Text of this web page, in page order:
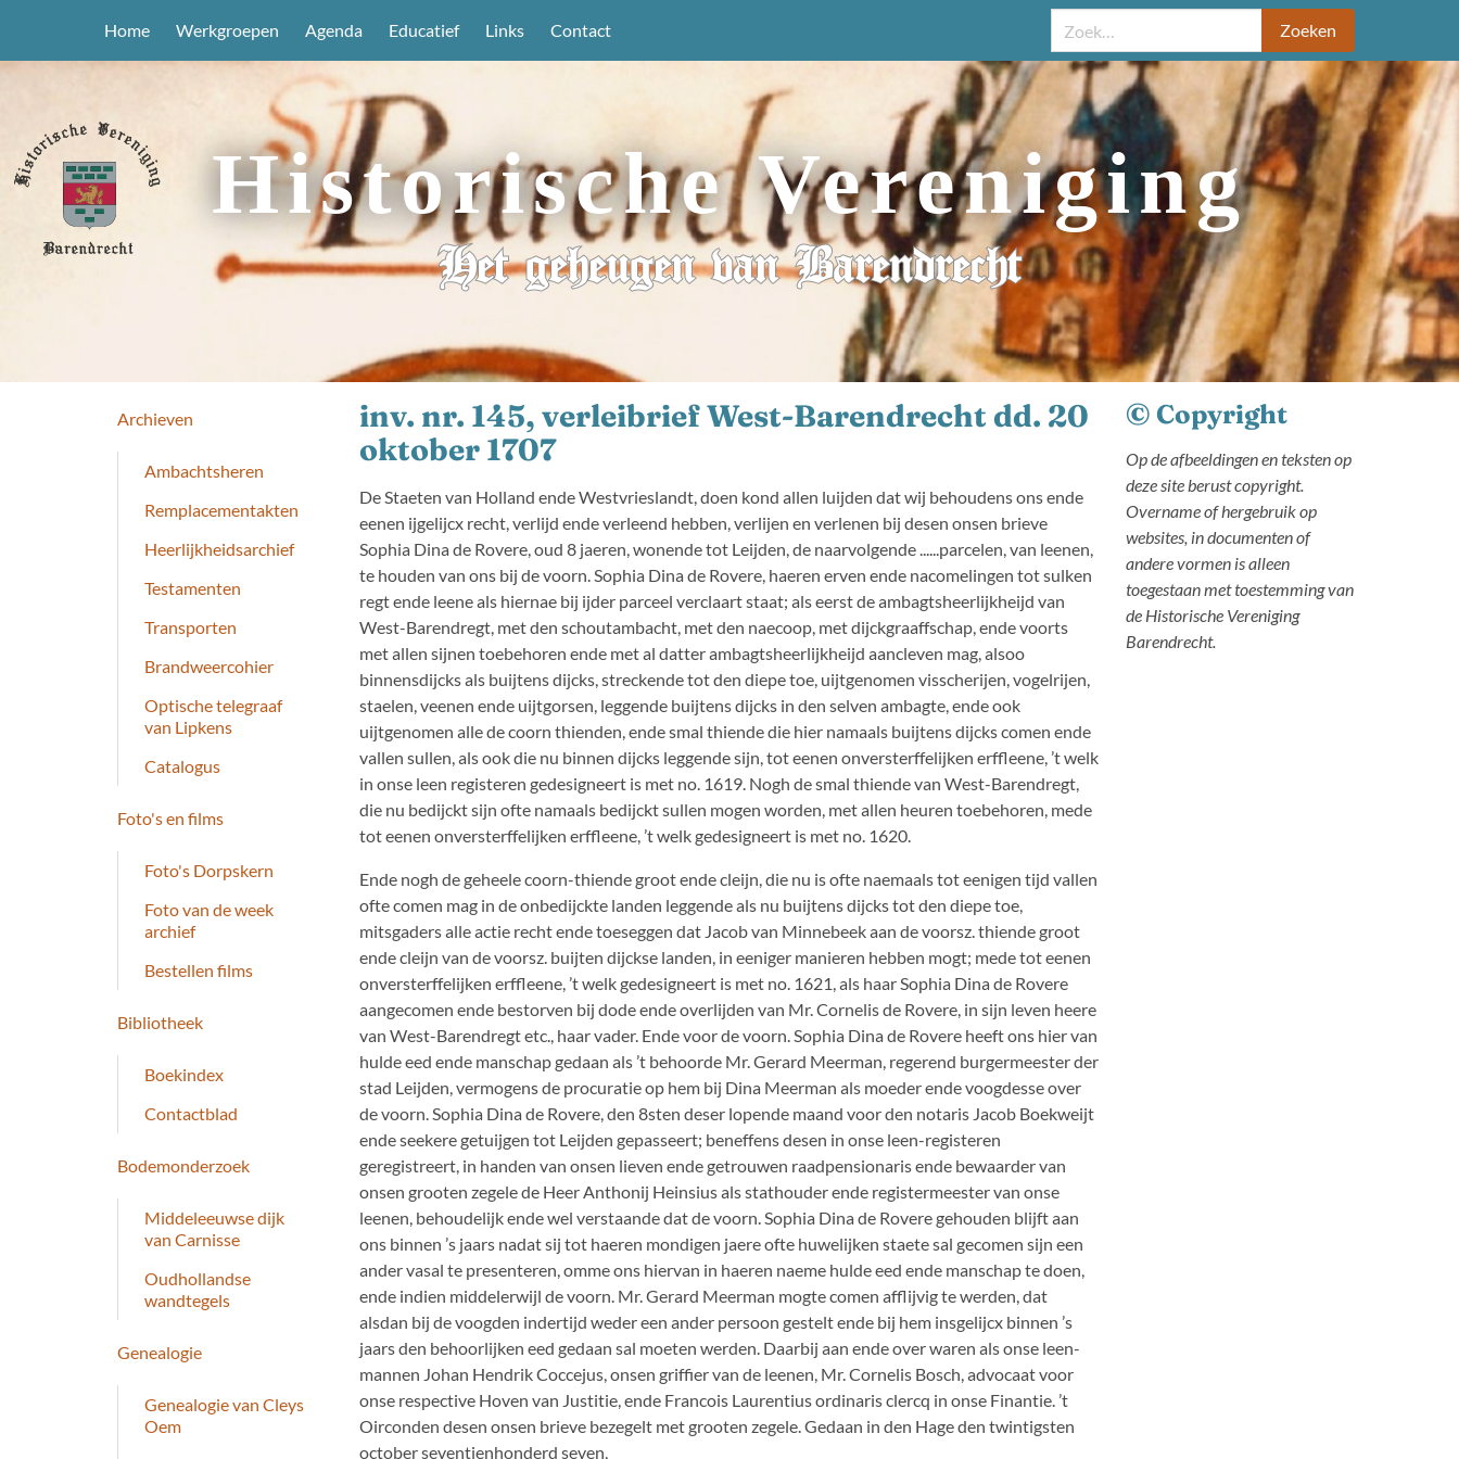
Home Werkgroepen Agenda Educatief Links Contact Zoeken
Historische Vereniging
Het geheugen van Barendrecht
Archieven
Ambachtsheren
Remplacementakten
Heerlijkheidsarchief
Testamenten
Transporten
Brandweercohier
Optische telegraaf
van Lipkens
Catalogus
Foto's en films
Foto's Dorpskern
Foto van de week
archief
Bestellen films
Bibliotheek
Boekindex
Contactblad
Bodemonderzoek
Middeleeuwse dijk
van Carnisse
Oudhollandse
wandtegels
Genealogie
Genealogie van Cleys
Oem
inv. nr. 145, verleibrief West-Barendrecht dd. 20
oktober 1707
De Staeten van Holland ende Westvrieslandt, doen kond allen luijden dat wij behoudens ons ende
eenen ijgelijcx recht, verlijd ende verleend hebben, verlijen en verlenen bij desen onsen brieve
Sophia Dina de Rovere, oud 8 jaeren, wonende tot Leijden, de naarvolgende ......parcelen, van leenen,
te houden van ons bij de voorn. Sophia Dina de Rovere, haeren erven ende nacomelingen tot sulken
regt ende leene als hiernae bij ijder parceel verclaart staat; als eerst de ambagtsheerlijkheijd van
West-Barendregt, met den schoutambacht, met den naecoop, met dijckgraaffschap, ende voorts
met allen sijnen toebehoren ende met al datter ambagtsheerlijkheijd aancleven mag, alsoo
binnensdijcks als buijtens dijcks, streckende tot den diepe toe, uijtgenomen visscherijen, vogelrijen,
staelen, veenen ende uijtgorsen, leggende buijtens dijcks in den selven ambagte, ende ook
uijtgenomen alle de coorn thienden, ende smal thiende die hier namaals buijtens dijcks comen ende
vallen sullen, als ook die nu binnen dijcks leggende sijn, tot eenen onversterffelijken erffleene, ’t welk
in onse leen registeren gedesigneert is met no. 1619. Nogh de smal thiende van West-Barendregt,
die nu bedijckt sijn ofte namaals bedijckt sullen mogen worden, met allen heuren toebehoren, mede
tot eenen onversterffelijken erffleene, ’t welk gedesigneert is met no. 1620.
Ende nogh de geheele coorn-thiende groot ende cleijn, die nu is ofte naemaals tot eenigen tijd vallen
ofte comen mag in de onbedijckte landen leggende als nu buijtens dijcks tot den diepe toe,
mitsgaders alle actie recht ende toeseggen dat Jacob van Minnebeek aan de voorsz. thiende groot
ende cleijn van de voorsz. buijten dijckse landen, in eeniger manieren hebben mogt; mede tot eenen
onversterffelijken erffleene, ’t welk gedesigneert is met no. 1621, als haar Sophia Dina de Rovere
aangecomen ende bestorven bij dode ende overlijden van Mr. Cornelis de Rovere, in sijn leven heere
van West-Barendregt etc., haar vader. Ende voor de voorn. Sophia Dina de Rovere heeft ons hier van
hulde eed ende manschap gedaan als ’t behoorde Mr. Gerard Meerman, regerend burgermeester der
stad Leijden, vermogens de procuratie op hem bij Dina Meerman als moeder ende voogdesse over
de voorn. Sophia Dina de Rovere, den 8sten deser lopende maand voor den notaris Jacob Boekweijt
ende seekere getuijgen tot Leijden gepasseert; beneffens desen in onse leen-registeren
geregistreert, in handen van onsen lieven ende getrouwen raadpensionaris ende bewaarder van
onsen grooten zegele de Heer Anthonij Heinsius als stathouder ende registermeester van onse
leenen, behoudelijk ende wel verstaande dat de voorn. Sophia Dina de Rovere gehouden blijft aan
ons binnen ’s jaars nadat sij tot haeren mondigen jaere ofte huwelijken staete sal gecomen sijn een
ander vasal te presenteren, omme ons hiervan in haeren naeme hulde eed ende manschap te doen,
ende indien middelerwijl de voorn. Mr. Gerard Meerman mogte comen afflijvig te werden, dat
alsdan bij de voogden indertijd weder een ander persoon gestelt ende bij hem insgelijcx binnen ’s
jaars den behoorlijken eed gedaan sal moeten werden. Daarbij aan ende over waren als onse leen-
mannen Johan Hendrik Coccejus, onsen griffier van de leenen, Mr. Cornelis Bosch, advocaat voor
onse respective Hoven van Justitie, ende Francois Laurentius ordinaris clercq in onse Finantie. ’t
Oirconden desen onsen brieve bezegelt met grooten zegele. Gedaan in den Hage den twintigsten
october seventienhonderd seven,
© Copyright
Op de afbeeldingen en teksten op
deze site berust copyright.
Overname of hergebruik op
websites, in documenten of
andere vormen is alleen
toegestaan met toestemming van
de Historische Vereniging
Barendrecht.